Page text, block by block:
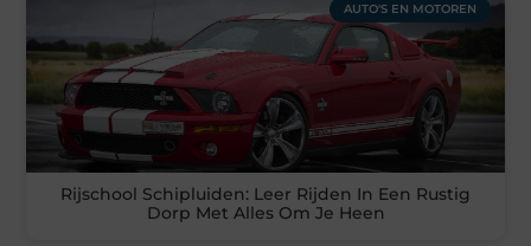
AUTO'S EN MOTOREN
Rijschool Schipluiden: Leer Rijden In Een Rustig
Dorp Met Alles Om Je Heen